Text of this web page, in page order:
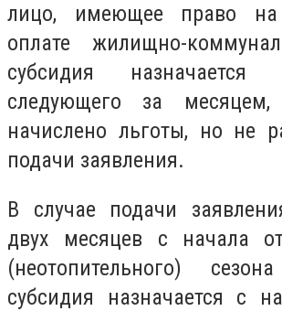
лицо, имеющее право
оплате жилищно-
субсидия
следующего за
начислено льготы, но не
подачи заявления.
В случае подачи
двух месяцев с начала
(неотопительного)
субсидия назначается с